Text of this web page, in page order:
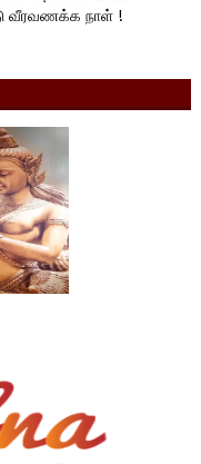
வீரவணக்க நாள் !